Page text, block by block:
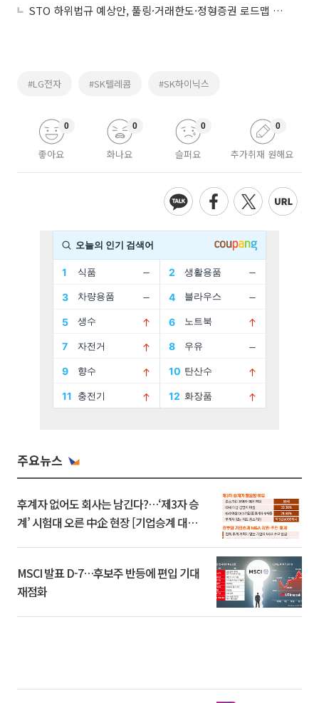
STO 하위법규 예상안, 풀링·거래한도·정형증권 로드맵 제시
#LG전자 #SK텔레콤 #SK하이닉스
좋아요
0
화나요
0
슬퍼요
0
추가취재 원해요
0
주요뉴스
후계자 없어도 회사는 남긴다?…‘제3자 승
계’ 시험대 오른 中企 현장 [기업승계 대전
MSCI 발표 D-7…후보주 반등에 편입 기대
재점화